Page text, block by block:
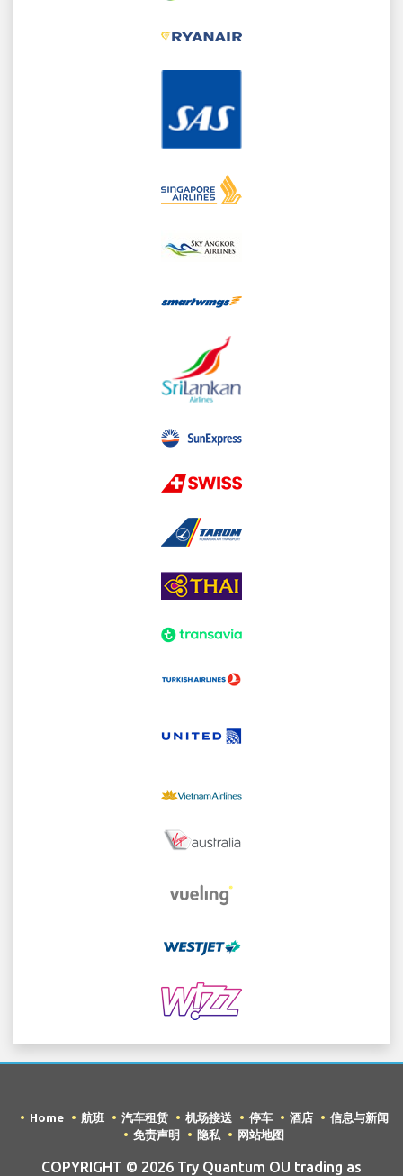
Home 航班 汽车租赁 机场接送 停车 酒店
信息与新闻
免责声明
隐私 网站地图
COPYRIGHT © 2026 Try Quantum OU trading as